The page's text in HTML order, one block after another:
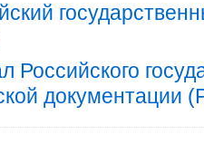
Российского
документации